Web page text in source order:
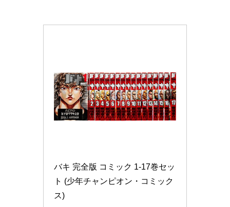
バキ 完全版 コミック 1-17巻セッ
ト (少年チャンピオン・コミック
ス)